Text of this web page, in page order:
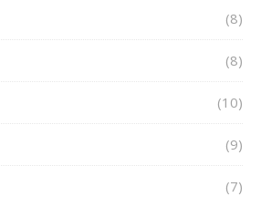
(8)
(8)
(10)
(9)
(7)